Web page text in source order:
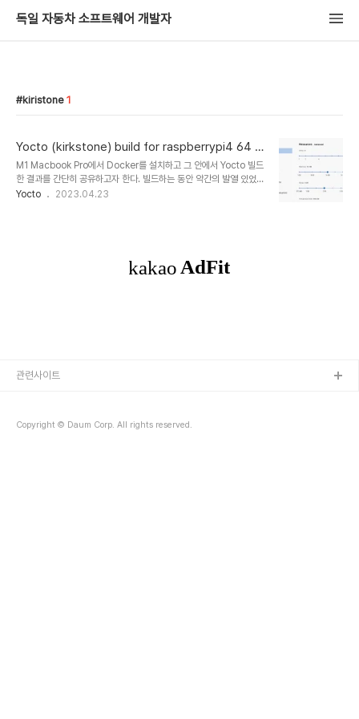
독일 자동차 소프트웨어 개발자
kiristone 1
Yocto (kirkstone) build for raspberrypi4 64 o
n M1 pro macbook
M1 Macbook Pro에서 Docker를 설치하고 그 안에서 Yocto 빌드
한 결과를 간단히 공유하고자 한다. 빌드하는 동안 약간의 발열 있었지
만 팬이 돌아갈 정도는 아니였고 Intel (Core i9) Mackbook 처럼
Pro 16 inch Spec OS: macOS Monterey (12.6) Chip:
Apple M1 Pro (10 Cores - 8 performance and 2
Yocto 2023.04.23
Copyright © Daum Corp. All rights reserved.
관련사이트